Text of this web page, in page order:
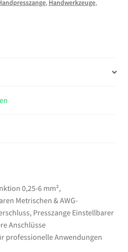
, Handwerkzeuge,
0,25-6 mm²,
Metrischen & AWG-
Presszange Einstellbarer
Anschlüsse
professionelle Anwendungen